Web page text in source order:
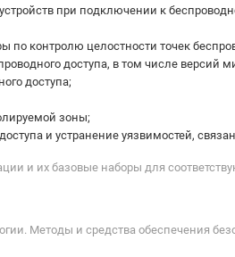
при подключении к
контролю целостности точек
доступа, в том числе версий
доступа;
зоны;
и устранение уязвимостей,
и их базовые наборы для
Методы и средства обеспечения